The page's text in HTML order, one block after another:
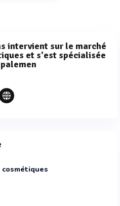
intervient sur le marché
et s'est spécialisée